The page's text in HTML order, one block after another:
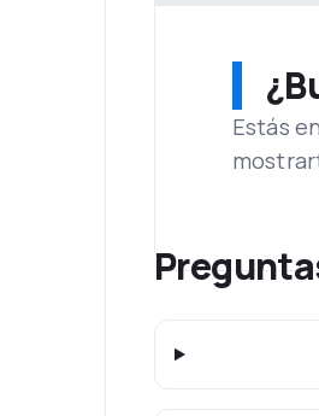
Estás